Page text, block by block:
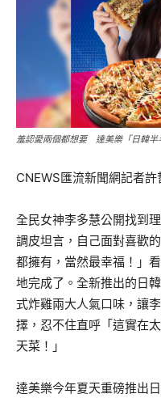
羞認愛兩個都想要 達美樂「日韓半
CNEWS匯流新聞網記者
全民女神李多慧公開找到
調皮坦言，自己面對喜歡
都擁有，當然最幸福！」
地完成了。全新推出的日
式炸雞兩大人氣口味，讓
擇，忍不住直呼「這實在
天菜！」
達美樂今年夏天重磅推出